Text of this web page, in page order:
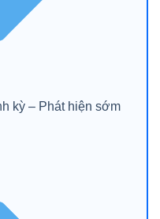
kỳ – Phát hiện sớm